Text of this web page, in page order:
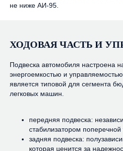
не ниже АИ-95.
ХОДОВАЯ ЧАСТЬ И
Подвеска автомобиля настроена
энергоемкостью и
является типовой для сегмента
легковых машин.
передняя подвеска:
стабилизатором поперечной
задняя подвеска:
которая ценится за